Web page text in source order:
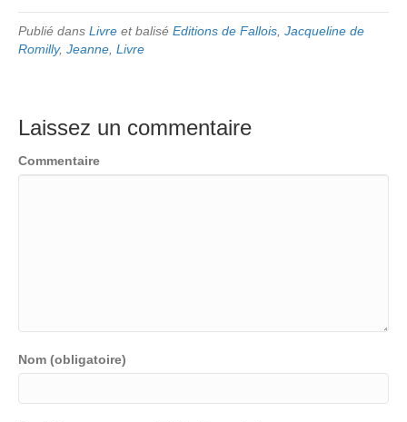
Publié dans Livre et balisé Editions de Fallois Jacqueline de
Romilly, Jeanne Livre
Laissez un commentaire
Commentaire
Nom (obligatoire)